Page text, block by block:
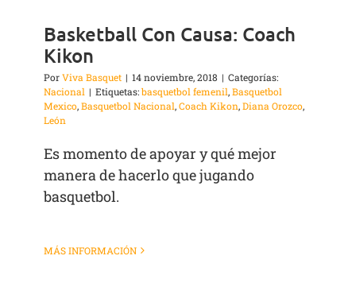
Basketball Con Causa: Coach
Kikon
PorViva Basquet | 14 noviembre, 2018 | Categorías:
Nacional | Etiquetas:basquetbol femenil,Basquetbol
Mexico,Basquetbol Nacional,Coach Kikon,Diana Orozco,
León
Es momento de apoyar y qué mejor
manera de hacerlo que jugando
basquetbol.
MÁS INFORMACIÓN